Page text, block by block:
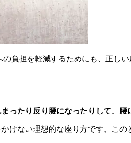
の負担を軽減するためにも、正し
ったり反り腰になったりして、腰
けない理想的な座り方です。こ